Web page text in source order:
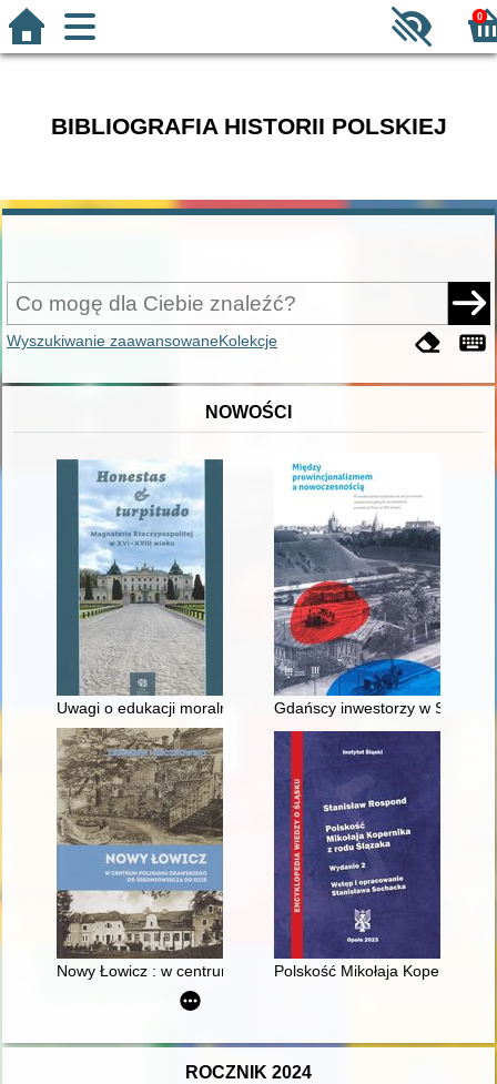
0
BIBLIOGRAFIA HISTORII POLSKIEJ
Wyszukiwanie zaawansowaneKolekcje
NOWOŚCI
Uwagi o edukacji moralnej synów szlacheckich w XVI-
Gdańscy inwestorzy w
Nowy Łowicz : w centrum poligonu drawskiego od
Polskość Mikołaja Kopernika z
ROCZNIK 2024